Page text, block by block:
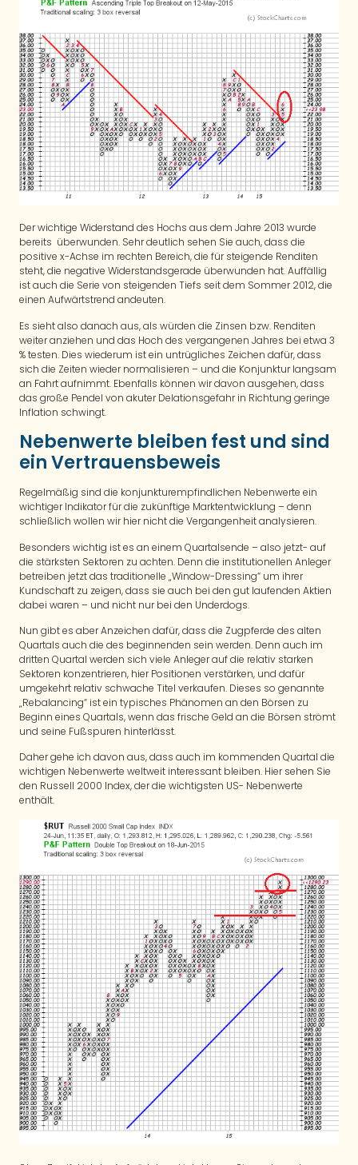
Der wichtige Widerstand des Hochs aus dem Jahre 2013 wurde
bereits überwunden. Sehr deutlich sehen Sie auch, dass die
positive x-Achse im rechten Bereich, die für steigende Renditen
steht, die negative Widerstandsgerade überwunden hat. Auffällig
ist auch die Serie von steigenden Tiefs seit dem Sommer 2012, die
einen Aufwärtstrend andeuten.
Es sieht also danach aus, als würden die Zinsen bzw. Renditen
weiter anziehen und das Hoch des vergangenen Jahres bei etwa 3
% testen. Dies wiederum ist ein untrügliches Zeichen dafür, dass
sich die Zeiten wieder normalisieren – und die Konjunktur langsam
an Fahrt aufnimmt. Ebenfalls können wir davon ausgehen, dass
das große Pendel von akuter Delationsgefahr in Richtung geringe
Inflation schwingt.
Nebenwerte bleiben fest und sind
ein Vertrauensbeweis
Regelmäßig sind die konjunkturempfindlichen Nebenwerte ein
wichtiger Indikator für die zukünftige Marktentwicklung – denn
schließlich wollen wir hier nicht die Vergangenheit analysieren.
Besonders wichtig ist es an einem Quartalsende – also jetzt- auf
die stärksten Sektoren zu achten. Denn die institutionellen Anleger
betreiben jetzt das traditionelle „Window-Dressing“ um ihrer
Kundschaft zu zeigen, dass sie auch bei den gut laufenden Aktien
dabei waren – und nicht nur bei den Underdogs.
Nun gibt es aber Anzeichen dafür, dass die Zugpferde des alten
Quartals auch die des beginnenden sein werden. Denn auch im
dritten Quartal werden sich viele Anleger auf die relativ starken
Sektoren konzentrieren, hier Positionen verstärken, und dafür
umgekehrt relativ schwache Titel verkaufen. Dieses so genannte
„Rebalancing“ ist ein typisches Phänomen an den Börsen zu
Beginn eines Quartals, wenn das frische Geld an die Börsen strömt
und seine Fußspuren hinterlässt.
Daher gehe ich davon aus, dass auch im kommenden Quartal die
wichtigen Nebenwerte weltweit interessant bleiben. Hier sehen Sie
den Russell 2000 Index, der die wichtigsten US- Nebenwerte
enthält.